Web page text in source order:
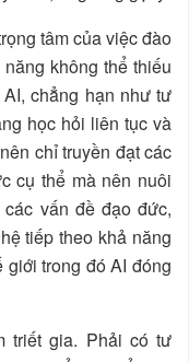
tâm của việc đào
không thể thiếu
chẳng hạn như tư
học hỏi liên tục và
chỉ truyền đạt các
cụ thể mà nên nuôi
vấn đề đạo đức,
tiếp theo khả năng
trong đó AI đóng
triết gia. Phải có tư